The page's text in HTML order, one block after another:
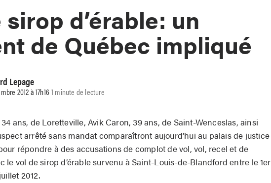
d’érable: un
de Québec impliqué
Lepage
2012 à 17h161 minute de lecture
ans, de Loretteville, Avik Caron, 39 ans, de Saint-Wenceslas, ainsi
arrêté sans mandat comparaîtront aujourd’hui au palais de justice
répondre à des accusations de complot de vol, vol, recel et de
le vol de sirop d’érable survenu à Saint-Louis-de-Blandford entre le 1er
2012.